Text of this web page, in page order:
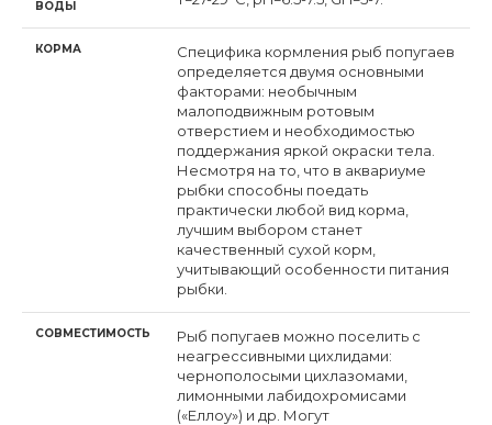
ВОДЫ
КОРМА
Специфика кормления рыб попугаев
определяется двумя основными
факторами: необычным
малоподвижным ротовым
отверстием и необходимостью
поддержания яркой окраски тела.
Несмотря на то, что в аквариуме
рыбки способны поедать
практически любой вид корма,
лучшим выбором станет
качественный сухой корм,
учитывающий особенности питания
рыбки.
СОВМЕСТИМОСТЬ
Рыб попугаев можно поселить с
неагрессивными цихлидами:
чернополосыми цихлазомами,
лимонными лабидохромисами
(«Еллоу») и др. Могут